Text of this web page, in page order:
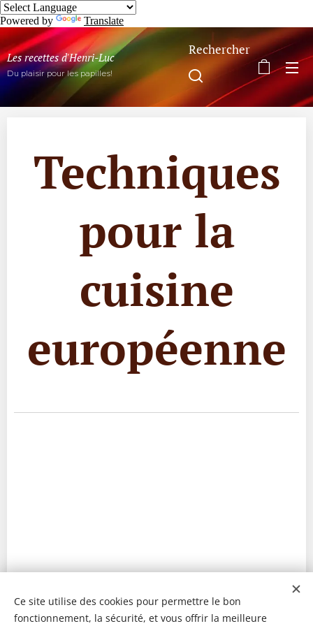
Powered by Translate
Les recettes d'Henri-Luc
Du plaisir pour les papilles!
Rechercher
Techniques
pour la
cuisine
européenne
Ce site utilise des cookies pour permettre le bon
fonctionnement, la sécurité, et vous offrir la meilleure